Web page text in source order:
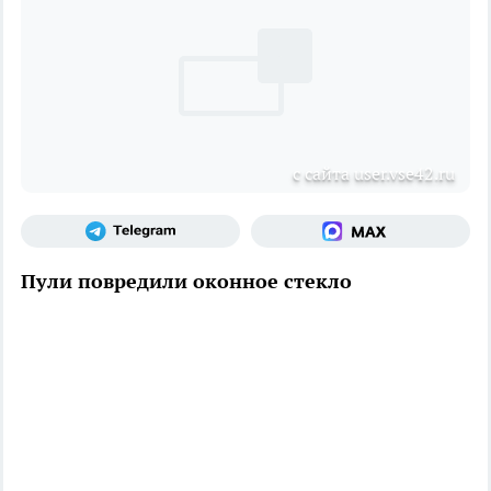
с сайта user.vse42.ru
Пули повредили оконное стекло